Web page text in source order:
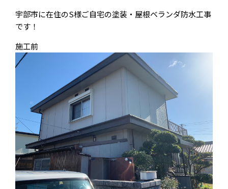
宇部市に在住のS様ご自宅の塗装・屋根ベランダ防水工事
です！
施工前